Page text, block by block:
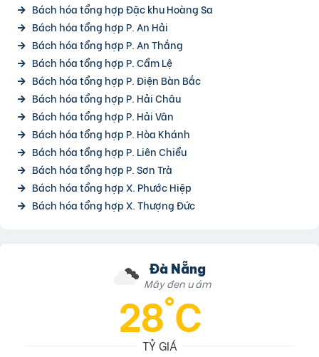
Bách hóa tổng hợp Đặc khu Hoàng Sa
Bách hóa tổng hợp P. An Hải
Bách hóa tổng hợp P. An Thắng
Bách hóa tổng hợp P. Cẩm Lệ
Bách hóa tổng hợp P. Điện Bàn Bắc
Bách hóa tổng hợp P. Hải Châu
Bách hóa tổng hợp P. Hải Vân
Bách hóa tổng hợp P. Hòa Khánh
Bách hóa tổng hợp P. Liên Chiểu
Bách hóa tổng hợp P. Sơn Trà
Bách hóa tổng hợp X. Phước Hiệp
Bách hóa tổng hợp X. Thượng Đức
Đà Nẵng
Mây đen u ám
28°C
TỶ GIÁ